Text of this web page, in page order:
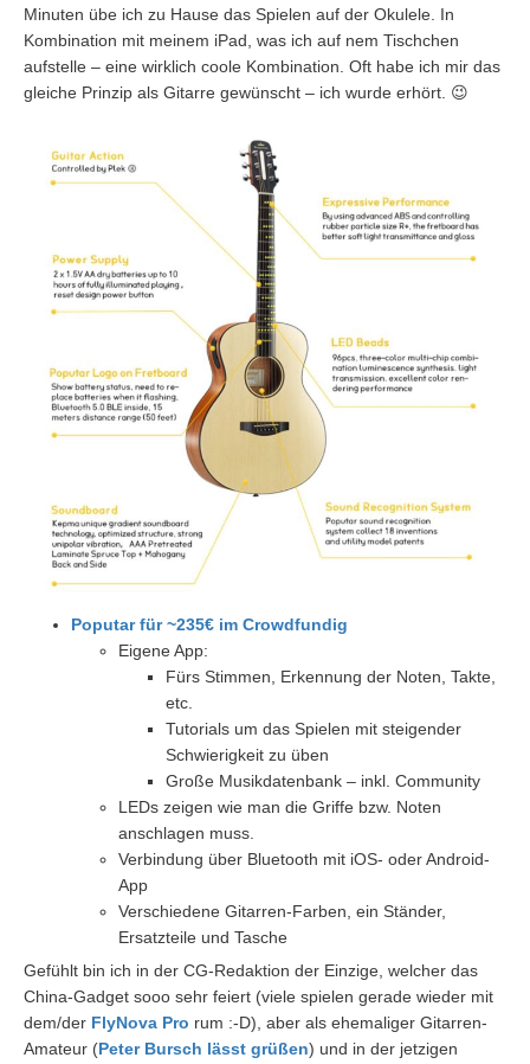
Minuten übe ich zu Hause das Spielen auf der Okulele. In
Kombination mit meinem iPad, was ich auf nem Tischchen
aufstelle – eine wirklich coole Kombination. Oft habe ich mir das
gleiche Prinzip als Gitarre gewünscht – ich wurde erhört. 😉
Poputar für ~235€ im Crowdfundig
Eigene App:
Fürs Stimmen, Erkennung der Noten, Takte,
etc.
Tutorials um das Spielen mit steigender
Schwierigkeit zu üben
Große Musikdatenbank – inkl. Community
LEDs zeigen wie man die Griffe bzw. Noten
anschlagen muss.
Verbindung über Bluetooth mit iOS- oder Android-
App
Verschiedene Gitarren-Farben, ein Ständer,
Ersatzteile und Tasche
Gefühlt bin ich in der CG-Redaktion der Einzige, welcher das
China-Gadget sooo sehr feiert (viele spielen gerade wieder mit
dem/der FlyNova Pro rum :-D), aber als ehemaliger Gitarren-
Amateur (Peter Bursch lässt grüßen) und in der jetzigen